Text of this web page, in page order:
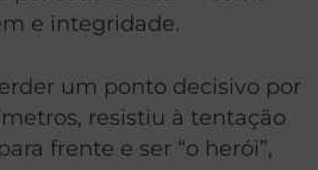
e integridade.
um ponto decisivo por
resistiu à tentação
frente e ser “o herói”,